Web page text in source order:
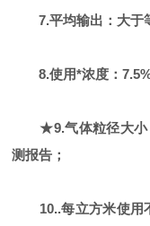
7.平均输出：大于
8.使用*浓度：7.5%
★9.气体粒径大小
测报告；
10..每立方米使